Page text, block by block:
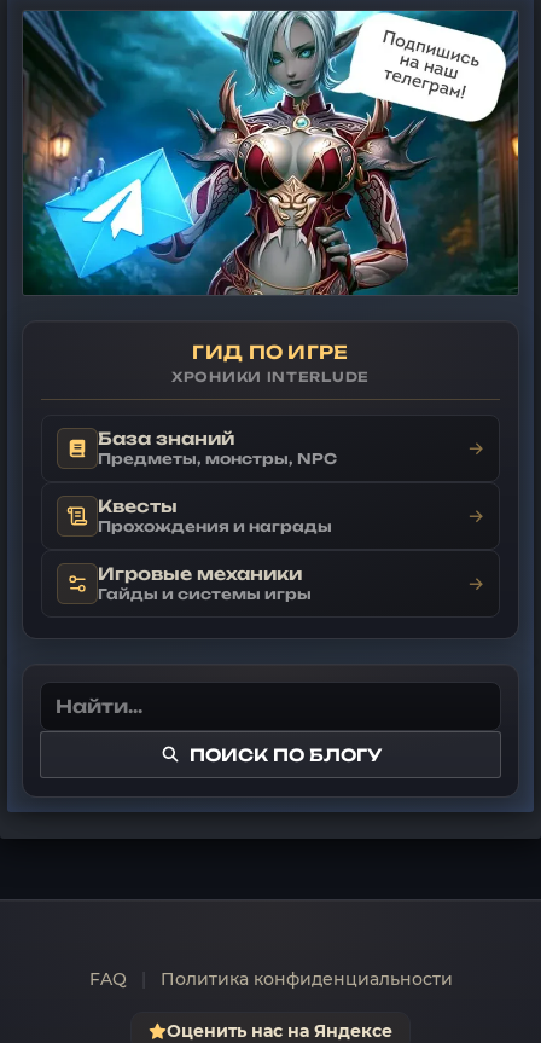
ГИД ПО ИГРЕ
ХРОНИКИ INTERLUDE
База знаний
Предметы, монстры, NPC →
Квесты
Прохождения и награды →
Игровые механики
Гайды и системы игры →
ПОИСК ПО БЛОГУ
FAQ Политика конфиденциальности
Оценить нас на Яндексе